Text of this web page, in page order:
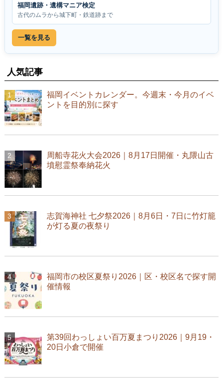
福岡遺跡・遺構マニア検定
古代のムラから城下町・鉄道跡まで
一覧を見る
人気記事
福岡イベントカレンダー。今週末・今月のイベ
ントを目的別に探す
周船寺花火大会2026｜8月17日開催・丸隈山古
墳慰霊祭奉納花火
志賀海神社 七夕祭2026｜8月6日・7日に竹灯籠
が灯る夏の夜祭り
福岡市の校区夏祭り2026｜区・校区名で探す開
催情報
第39回わっしょい百万夏まつり2026｜9月19・
20日小倉で開催